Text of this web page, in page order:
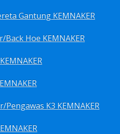
Gantung KEMNAKER
Hoe KEMNAKER
K3 KEMNAKER